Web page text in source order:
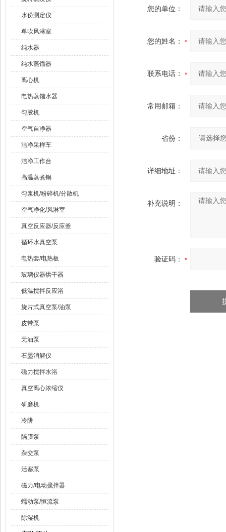
水份测定仪
单吹风淋室
纯水器
纯水蒸馏器
离心机
电热蒸馏水器
匀胶机
空气自净器
洁净采样车
洁净工作台
高温蒸煮锅
匀浆机/粉碎机/分散机
空气净化/风淋室
真空反应器/反应釜
循环水真空泵
电热套/电热板
玻璃仪器烘干器
低温搅拌反应浴
旋片式真空泵/油泵
皮带泵
无油泵
石墨消解仪
磁力搅拌水浴
真空离心浓缩仪
研磨机
冷阱
隔膜泵
杂交泵
活塞泵
磁力/电动搅拌器
蠕动泵/恒流泵
除湿机
您的单位：
您的姓名：
联系电话：
常用邮箱：
省份：
详细地址：
补充说明：
验证码：